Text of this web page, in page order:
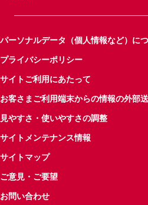
パーソナルデータ（個人情報など）に
プライバシーポリシー
サイトご利用にあたって
お客さまご利用端末からの情報の外部
見やすさ・使いやすさの調整
サイトメンテナンス情報
サイトマップ
ご意見・ご要望
お問い合わせ